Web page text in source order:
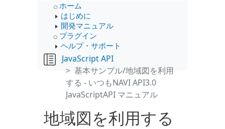
ホーム
はじめに
開発マニュアル
プラグイン
ヘルプ・サポート
JavaScript API
基本サンプル/地域図を利用
する - いつもNAVI API3.0
JavaScriptAPI マニュアル
地域図を利用する